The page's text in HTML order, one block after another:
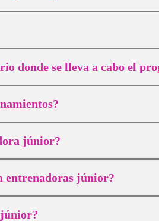
donde se lleva a cabo el
júnior?
entrenadoras júnior?
júnior?